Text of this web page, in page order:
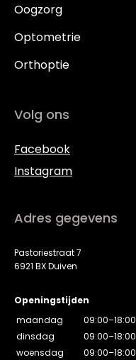
Oogzorg
Optometrie
Orthoptie
Volg ons
Facebook
Instagram
Adres gegevens
Pastoriestraat 7
6921 BX Duiven
Openingstijden
maandag
09:00–18:00
dinsdag
09:00–18:00
woensdag
09:00–18:00